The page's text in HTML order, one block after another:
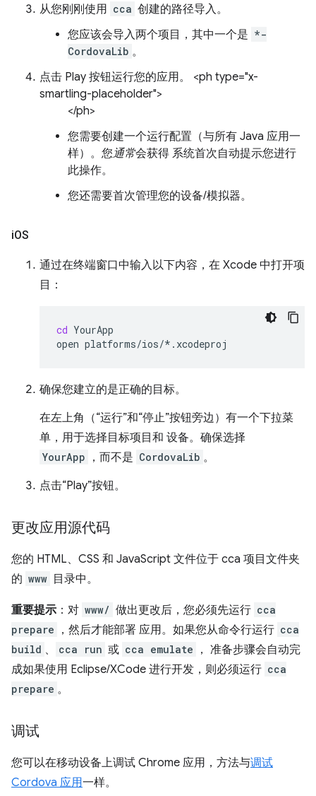
从您刚刚使用 cca 创建的路径导入。
您应该会导入两个项目，其中一个是 *-
CordovaLib 。
点击 Play 按钮运行您的应用。 <ph type="x-
smartling-placeholder">
</ph>
您需要创建一个运行配置（与所有 Java 应用一
样）。您通常会获得 系统首次自动提示您进行
此操作。
您还需要首次管理您的设备/模拟器。
iOS
通过在终端窗口中输入以下内容，在 Xcode 中打开项
目：
cd YourApp
open
确保您建立的是正确的目标。
在左上角（“运行”和“停止”按钮旁边）有一个下拉菜
单，用于选择目标项目和 设备。确保选择
YourApp ，而不是 CordovaLib 。
点击“Play”按钮。
更改应用源代码
您的 HTML、CSS 和 JavaScript 文件位于 cca 项目文件夹
的 www 目录中。
重要提示 ：对 www/ 做出更改后，您必须先运行 cca
prepare
，然后才能部署 应用。如果您从命令行运行 cca
build 、 cca run 或 cca emulate
， 准备步骤会自动完
成如果使用 Eclipse/XCode 进行开发，则必须运行 cca
prepare 。
调试
您可以在移动设备上调试 Chrome 应用，方法与调试
Cordova 应用一样。